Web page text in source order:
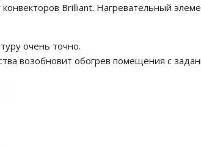
Brilliant. Нагревательный
очень точно.
возобновит обогрев помещения с